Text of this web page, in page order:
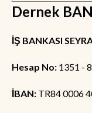
Dernek
İŞ BANKASI
Hesap No: 1351 -
İBAN: TR84 0006